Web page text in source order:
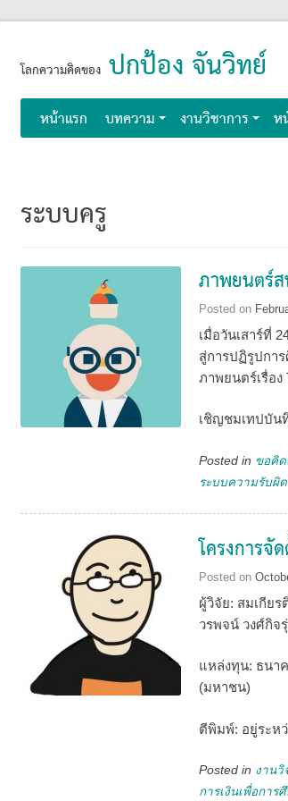
contentโลกความคิดของ ปกป้อง จันวิทย์
หน้าแรก บทความ งานวิชาการ ห
ระบบครู
ภาพยนตร์
Posted on
เมื่อวันเสาร์ที่
สู่การปฏิรูปกา
ภาพยนตร์เรื่อ
เชิญชมเทปบัน
Posted in ขอคิ
ระบบความรับผิ
โครงการจั
Posted on
ผู้วิจัย: สมเกีย
วรพจน์ วงศ์กิ
แหล่งทุน: ธนา
(มหาชน)
ตีพิมพ์: อยู่ระห
Posted in งานวิ
การเงินเพื่อการ